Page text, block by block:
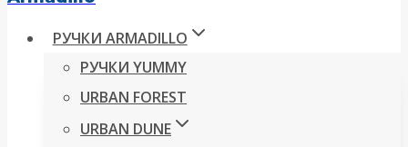
РУЧКИ ARMADILLO
РУЧКИ YUMMY
URBAN FOREST
URBAN DUNE